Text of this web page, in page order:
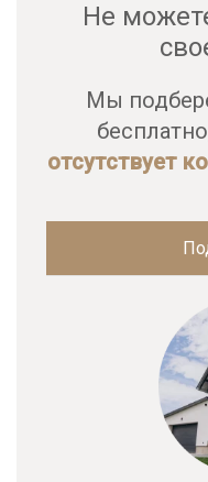
Не
Мы
отсутствует